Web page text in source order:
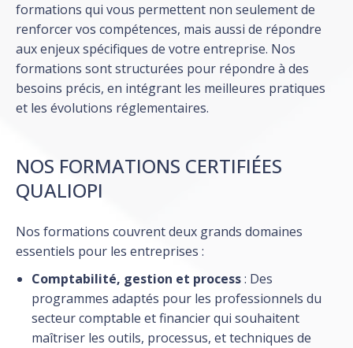
formations qui vous permettent non seulement de
renforcer vos compétences, mais aussi de répondre
aux enjeux spécifiques de votre entreprise. Nos
formations sont structurées pour répondre à des
besoins précis, en intégrant les meilleures pratiques
et les évolutions réglementaires.
NOS FORMATIONS CERTIFIÉES
QUALIOPI
Nos formations couvrent deux grands domaines
essentiels pour les entreprises :
Comptabilité, gestion et process: Des
programmes adaptés pour les professionnels du
secteur comptable et financier qui souhaitent
maîtriser les outils, processus, et techniques de